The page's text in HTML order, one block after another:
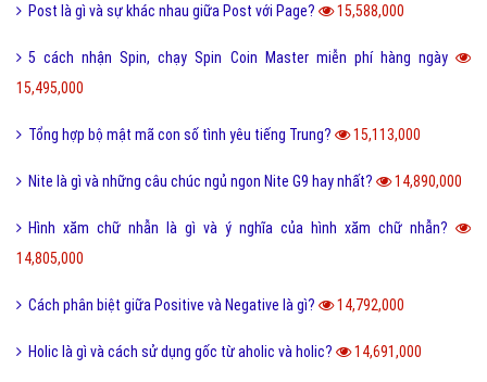
Post là gì và sự khác nhau giữa Post với Page? 15,588,000
5 cách nhận Spin, chạy Spin Coin Master miễn phí hàng ngày
15,495,000
Tổng hợp bộ mật mã con số tình yêu tiếng Trung? 15,113,000
Nite là gì và những câu chúc ngủ ngon Nite G9 hay nhất? 14,890,000
Hình xăm chữ nhẫn là gì và ý nghĩa của hình xăm chữ nhẫn?
14,805,000
Cách phân biệt giữa Positive và Negative là gì? 14,792,000
Holic là gì và cách sử dụng gốc từ aholic và holic? 14,691,000